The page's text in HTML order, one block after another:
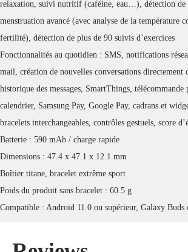
relaxation, suivi nutritif (caféine, eau…), détection de
menstruation avancé (avec analyse de la température
fertilité), détection de plus de 90 suivis d’exercices
Fonctionnalités au quotidien : SMS, notifications
mail, création de nouvelles conversations directement
historique des messages, SmartThings, télécommande
calendrier, Samsung Pay, Google Pay, cadrans et
bracelets interchangeables, contrôles gestuels, score
Batterie : 590 mAh / charge rapide
Dimensions : 47.4 x 47.1 x 12.1 mm
Boîtier titane, bracelet extrême sport
Poids du produit sans bracelet : 60.5 g
Compatible : Android 11.0 ou supérieur, Galaxy Buds